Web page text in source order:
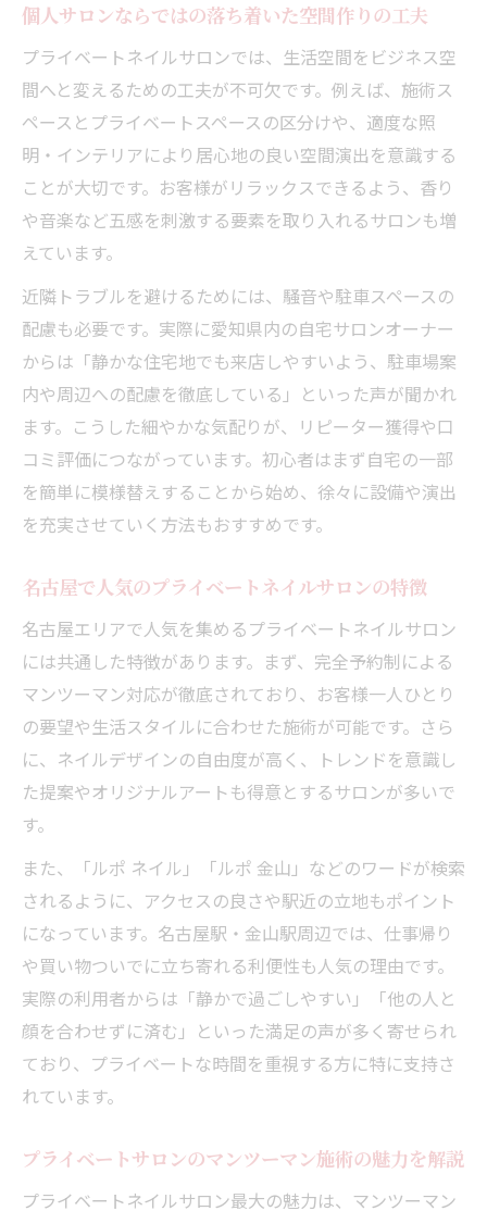
得法
ネイル個人サロンで経営安定を目指すポイ
ント
家事と両立できる自宅サロンの始め方解説
主婦やママにおすすめのプライベートネイ
ルサロン開業法
プライベートネイルサロンならではの柔軟
な働き方
自宅サロン開業で失敗しない1日のスケジュ
ール例
子育て世代に支持されるサロンの工夫と特
徴
プライベートネイルサロンの月収アップ戦
略を解説
自宅サロンでリピーターを増やす収益安定
化の秘訣
口コミやSNSを活用した集客術と月収向上
法
ネイル個人サロンで失敗しない価格設定の
集客サイトとホットペッパービューティー
の活用方法
個人サロンを成功へ導く差別化ポイントとは
プライベートネイルサロンの差別化アイデ
ア集
自宅サロンで実現できる独自メニューの工
る方法
施術ルームの清潔感とリラックス空間の重
個人サロンならではの落ち着いた空間作りの工夫
プライベートネイルサロンでは、生活空間をビジネス空
間へと変えるための工夫が不可欠です。例えば、施術ス
ペースとプライベートスペースの区分けや、適度な照
明・インテリアにより居心地の良い空間演出を意識する
ことが大切です。お客様がリラックスできるよう、香り
や音楽など五感を刺激する要素を取り入れるサロンも増
えています。
近隣トラブルを避けるためには、騒音や駐車スペースの
配慮も必要です。実際に愛知県内の自宅サロンオーナー
からは「静かな住宅地でも来店しやすいよう、駐車場案
内や周辺への配慮を徹底している」といった声が聞かれ
ます。こうした細やかな気配りが、リピーター獲得や口
コミ評価につながっています。初心者はまず自宅の一部
を簡単に模様替えすることから始め、徐々に設備や演出
を充実させていく方法もおすすめです。
名古屋で人気のプライベートネイルサロンの特徴
名古屋エリアで人気を集めるプライベートネイルサロン
には共通した特徴があります。まず、完全予約制による
マンツーマン対応が徹底されており、お客様一人ひとり
の要望や生活スタイルに合わせた施術が可能です。さら
に、ネイルデザインの自由度が高く、トレンドを意識し
た提案やオリジナルアートも得意とするサロンが多いで
す。
また、「ルポ ネイル」「ルポ 金山」などのワードが検索
されるように、アクセスの良さや駅近の立地もポイント
になっています。名古屋駅・金山駅周辺では、仕事帰り
や買い物ついでに立ち寄れる利便性も人気の理由です。
実際の利用者からは「静かで過ごしやすい」「他の人と
顔を合わせずに済む」といった満足の声が多く寄せられ
ており、プライベートな時間を重視する方に特に支持さ
れています。
プライベートサロンのマンツーマン施術の魅力を解説
プライベートネイルサロン最大の魅力は、マンツーマン